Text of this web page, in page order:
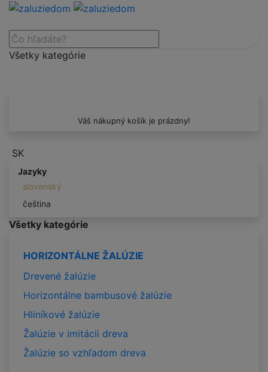
Všetky kategórie
Váš nákupný košík je prázdny!
SK
Jazyky
slovenský
čeština
Všetky kategórie
HORIZONTÁLNE ŽALÚZIE
Drevené žalúzie
Horizontálne bambusové žalúzie
Hliníkové žalúzie
Žalúzie v imitácii dreva
Žalúzie so vzhľadom dreva